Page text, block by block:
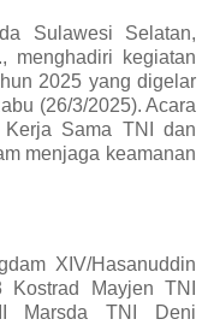
Sulawesi Selatan,
menghadiri kegiatan
2025 yang digelar
(26/3/2025). Acara
Kerja Sama TNI dan
menjaga keamanan
XIV/Hasanuddin
Mayjen TNI
Marsda TNI Deni